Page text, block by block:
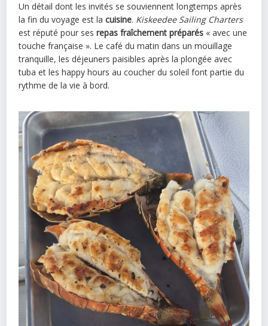
Un détail dont les invités se souviennent longtemps après
la fin du voyage est lacuisine. Kiskeedee Sailing Charters
est réputé pour sesrepas fraîchement préparés « avec une
touche française ». Le café du matin dans un mouillage
tranquille, les déjeuners paisibles après la plongée avec
tuba et les happy hours au coucher du soleil font partie du
rythme de la vie à bord.